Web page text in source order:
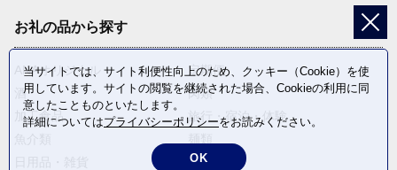
お礼の品から探す
ANAオリジナル
定期便
酒
肉類
加工食品
旅行・宿泊・体験
野菜
当サイトでは、サイト利便性向上のため、クッキー（Cookie）を使
用しています。サイトの閲覧を継続された場合、Cookieの利用に同
意したことものといたします。
詳細についてはプライバシーポリシーをお読みください。
OK